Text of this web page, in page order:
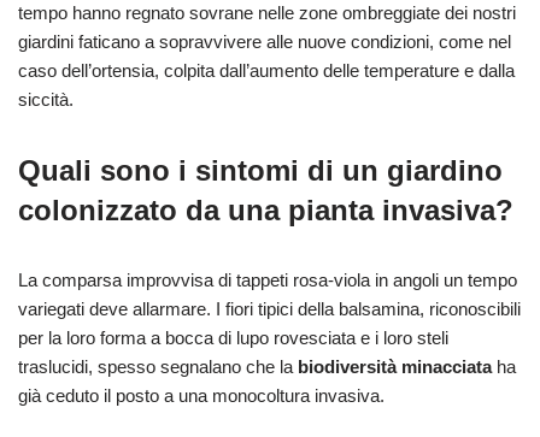
tempo hanno regnato sovrane nelle zone ombreggiate dei nostri
giardini faticano a sopravvivere alle nuove condizioni, come nel
caso dell’ortensia, colpita dall’aumento delle temperature e dalla
siccità.
Quali sono i sintomi di un giardino
colonizzato da una pianta invasiva?
La comparsa improvvisa di tappeti rosa-viola in angoli un tempo
variegati deve allarmare. I fiori tipici della balsamina, riconoscibili
per la loro forma a bocca di lupo rovesciata e i loro steli
traslucidi, spesso segnalano che la biodiversità minacciataha
già ceduto il posto a una monocoltura invasiva.